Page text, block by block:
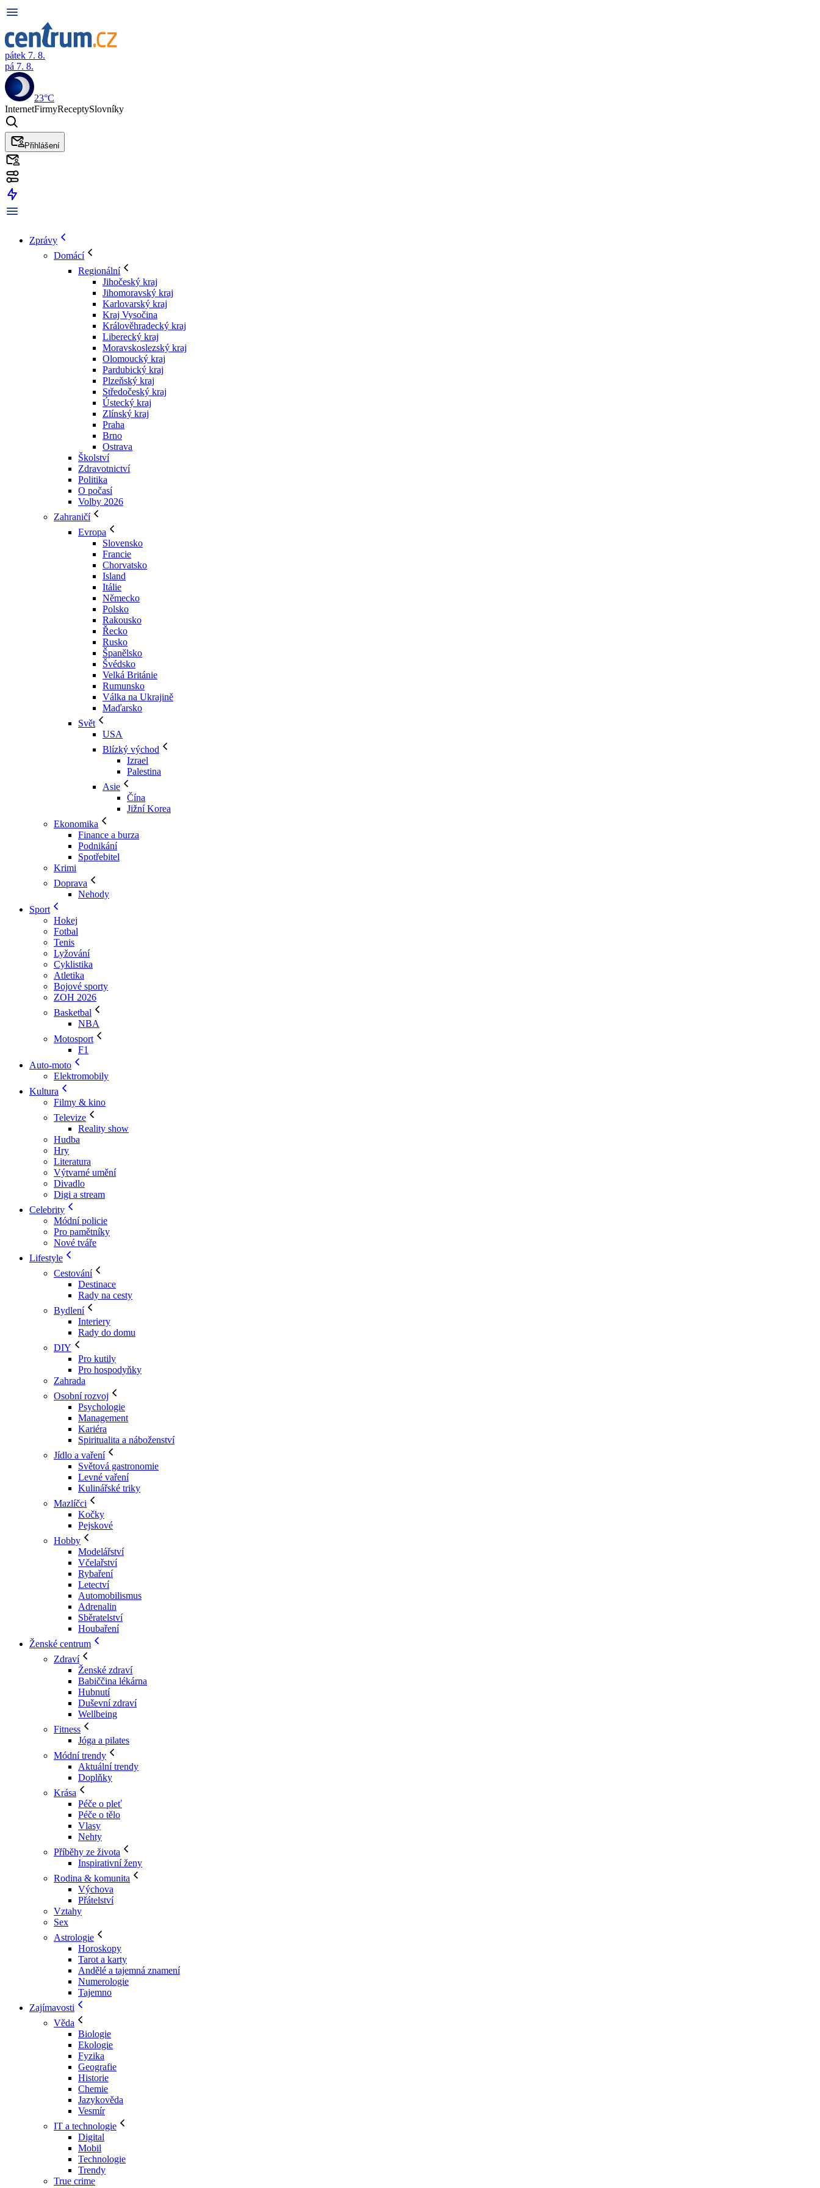
pátek 7. 8.
pá 7. 8.
23°C
InternetFirmyReceptySlovníky
Přihlášení
Zprávy
Domácí
Regionální
Jihočeský kraj
Jihomoravský kraj
Karlovarský kraj
Kraj Vysočina
Králověhradecký kraj
Liberecký kraj
Moravskoslezský kraj
Olomoucký kraj
Pardubický kraj
Plzeňský kraj
Středočeský kraj
Ústecký kraj
Zlínský kraj
Praha
Brno
Ostrava
Školství
Zdravotnictví
Politika
O počasí
Volby 2026
Zahraničí
Evropa
Slovensko
Francie
Chorvatsko
Island
Itálie
Německo
Polsko
Rakousko
Řecko
Rusko
Španělsko
Švédsko
Velká Británie
Rumunsko
Válka na Ukrajině
Maďarsko
Svět
USA
Blízký východ
Izrael
Palestina
Asie
Čína
Jižní Korea
Ekonomika
Finance a burza
Podnikání
Spotřebitel
Krimi
Doprava
Nehody
Sport
Hokej
Fotbal
Tenis
Lyžování
Cyklistika
Atletika
Bojové sporty
ZOH 2026
Basketbal
NBA
Motosport
F1
Auto-moto
Elektromobily
Kultura
Filmy & kino
Televize
Reality show
Hudba
Hry
Literatura
Výtvarné umění
Divadlo
Digi a stream
Celebrity
Módní policie
Pro pamětníky
Nové tváře
Lifestyle
Cestování
Destinace
Rady na cesty
Bydlení
Interiery
Rady do domu
DIY
Pro kutily
Pro hospodyňky
Zahrada
Osobní rozvoj
Psychologie
Management
Kariéra
Spiritualita a náboženství
Jídlo a vaření
Světová gastronomie
Levné vaření
Kulinářské triky
Mazlíčci
Kočky
Pejskové
Hobby
Modelářství
Včelařství
Rybaření
Letectví
Automobilismus
Adrenalin
Sběratelství
Houbaření
Ženské centrum
Zdraví
Ženské zdraví
Babiččina lékárna
Hubnutí
Duševní zdraví
Wellbeing
Fitness
Jóga a pilates
Módní trendy
Aktuální trendy
Doplňky
Krása
Péče o pleť
Péče o tělo
Vlasy
Nehty
Příběhy ze života
Inspirativní ženy
Rodina & komunita
Výchova
Přátelství
Vztahy
Sex
Astrologie
Horoskopy
Tarot a karty
Andělé a tajemná znamení
Numerologie
Tajemno
Zajímavosti
Věda
Biologie
Ekologie
Fyzika
Geografie
Historie
Chemie
Jazykověda
Vesmír
IT a technologie
Digital
Mobil
Technologie
Trendy
True crime